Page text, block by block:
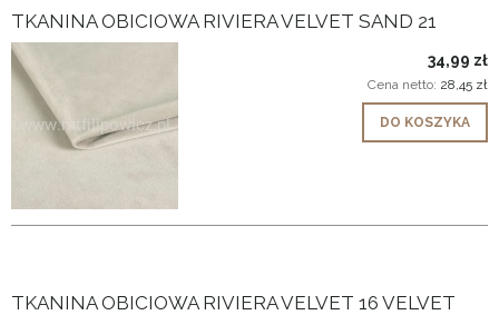
TKANINA OBICIOWA RIVIERA VELVET SAND 21
34,99 zł
Cena netto: 28,45 zł
DO KOSZYKA
TKANINA OBICIOWA RIVIERA VELVET 16 VELVET